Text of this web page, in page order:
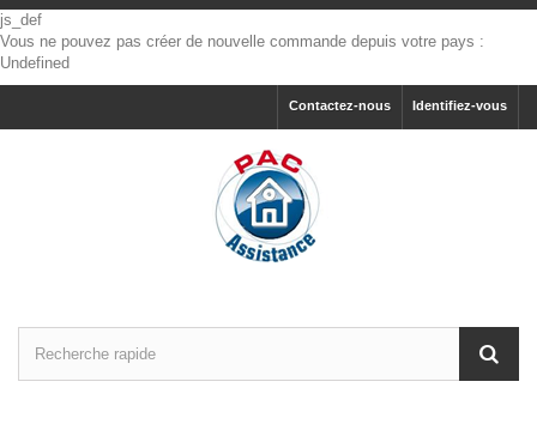
js_def
Vous ne pouvez pas créer de nouvelle commande depuis votre pays :
Undefined
Identifiez-vous
Contactez-nous